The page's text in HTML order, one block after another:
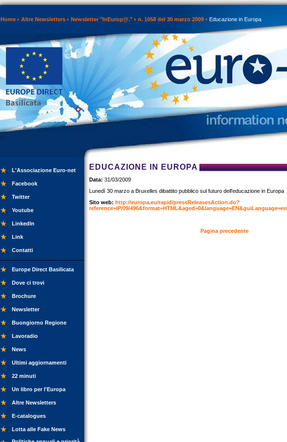
Home Altre Newsletters Newsletter "InEurop@." n. 1058 del 30 marzo 2009 Educazione in Europa
L'Associazione Euro-net
Facebook
Twitter
Youtube
LinkedIn
Link
Contatti
Europe Direct Basilicata
Dove ci trovi
Brochure
Newsletter
Buongiorno Regione
Lavoradio
News
Ultimi aggiornamenti
22 minuti
Un libro per l'Europa
Altre Newsletters
E-catalogues
Lotta alle Fake News
EDUCAZIONE IN EUROPA
Data: 31/03/2009
Lunedì 30 marzo a Bruxelles dibattito pubblico sul futuro dell'educazione in Europa
Sito web: http://europa.eu/rapid/pressReleasesAction.do?
reference=IP/09/496&format=HTML&aged=0&language=EN&guiLanguage=en
Pagina precedente